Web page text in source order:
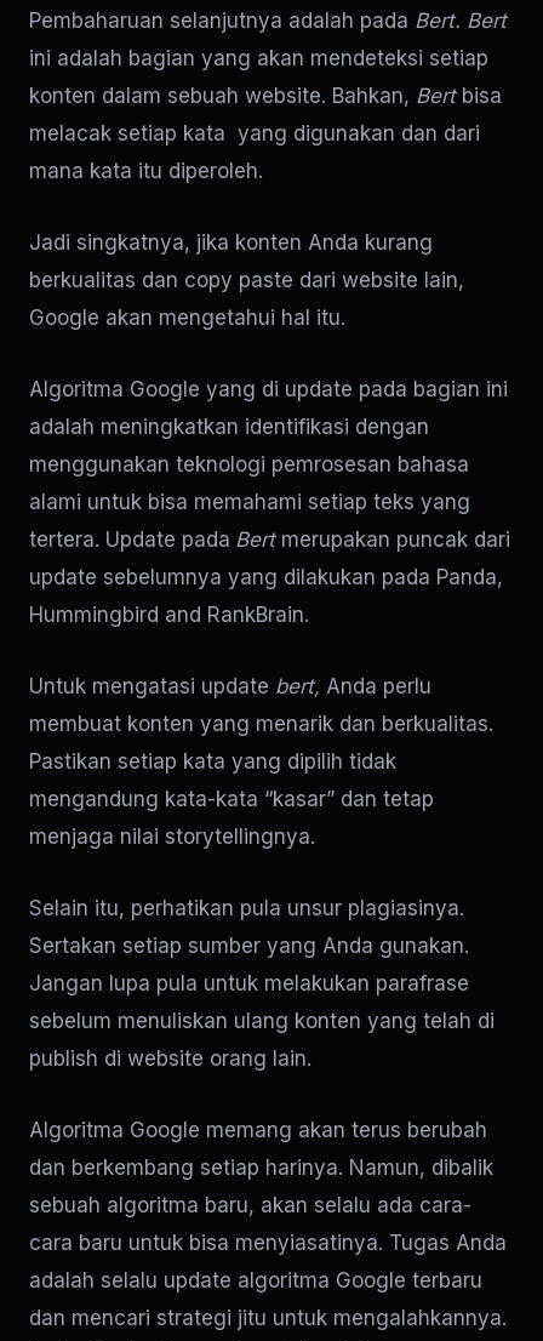
Pembaharuan selanjutnya adalah pada Bert. Bert
ini adalah bagian yang akan mendeteksi setiap
konten dalam sebuah website. Bahkan, Bertbisa
melacak setiap kata yang digunakan dan dari
mana kata itu diperoleh.
Jadi singkatnya, jika konten Anda kurang
berkualitas dan copy paste dari website lain,
Google akan mengetahui hal itu.
Algoritma Google yang di update pada bagian ini
adalah meningkatkan identifikasi dengan
menggunakan teknologi pemrosesan bahasa
alami untuk bisa memahami setiap teks yang
tertera. Update pada Bert merupakan puncak dari
update sebelumnya yang dilakukan pada Panda,
Hummingbird and RankBrain.
Untuk mengatasi update bert, Anda perlu
membuat konten yang menarik dan berkualitas.
Pastikan setiap kata yang dipilih tidak
mengandung kata-kata “kasar” dan tetap
menjaga nilai storytellingnya.
Selain itu, perhatikan pula unsur plagiasinya.
Sertakan setiap sumber yang Anda gunakan.
Jangan lupa pula untuk melakukan parafrase
sebelum menuliskan ulang konten yang telah di
publish di website orang lain.
Algoritma Google memang akan terus berubah
dan berkembang setiap harinya. Namun, dibalik
sebuah algoritma baru, akan selalu ada cara-
cara baru untuk bisa menyiasatinya. Tugas Anda
adalah selalu update algoritma Google terbaru
dan mencari strategi jitu untuk mengalahkannya.